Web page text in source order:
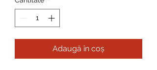
Adaugă în coș